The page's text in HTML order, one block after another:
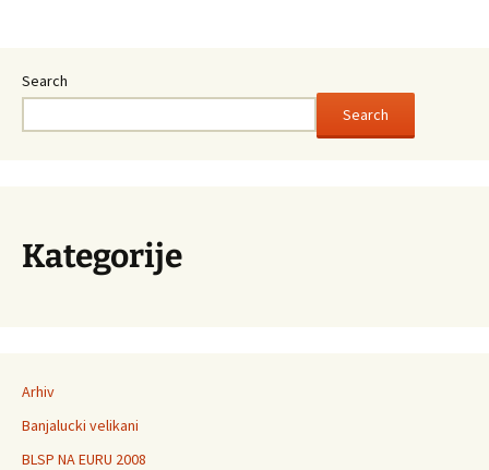
navigation
Search
Search
Kategorije
Arhiv
Banjalucki velikani
BLSP NA EURU 2008